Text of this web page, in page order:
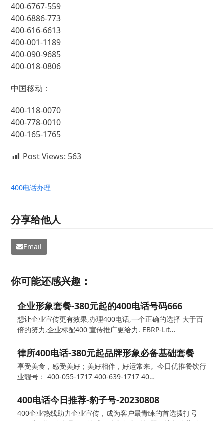
400-6767-559
400-6886-773
400-616-6613
400-001-1189
400-090-9685
400-018-0806
中国移动：
400-118-0070
400-778-0010
400-165-1765
Post Views: 563
400电话办理
分享给他人
Email
你可能还感兴趣：
企业形象套餐-380元起的400电话号码666
想让企业宣传更有效果,办理400电话,一个正确的选择 大于百
倍的努力,企业标配400 宣传推广更给力. EBRP-Lit…
律所400电话-380元起品牌形象必备基础套餐
享受美食，感受美好；美好相伴，好运常来。今日优推餐饮行
业靓号： 400-055-1717 400-639-1717 40…
400电话今日推荐-豹子号-20230808
400企业热线助力企业宣传，成为客户最青睐的首选拨打号